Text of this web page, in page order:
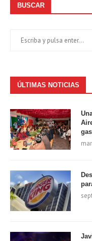
BUSCAR
ÚLTIMAS NOTICIAS